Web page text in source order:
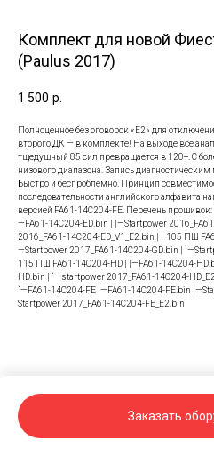
Комплект для новой
(Paulus 2017)
1 500 р.
Заказать
Полноценное без оговорок «Е2» для
второго ДК — в комплекте! На выходе всё
тщедушный 85 сил превращается в 120+. С
низового диапазона. Запись
Быстро и беспроблемно. Принцип
последовательности английского алфавита
версией FA61-14C204-FE. Перечень
—FA61-14C204-ED.bin | |—Startpower
2016_FA61-14C204-ED_V1_E2.bin |—105 ПШ
—Startpower 2017_FA61-14C204-GD.bin |
115 ПШ FA61-14C204-HD | |—FA61-14C204-
HD.bin | `—startpower 2017_FA61-14C204-
`—FA61-14C204-FE |—FA61-14C204-FE.bin
Startpower 2017_FA61-14C204-FE_E2.bin